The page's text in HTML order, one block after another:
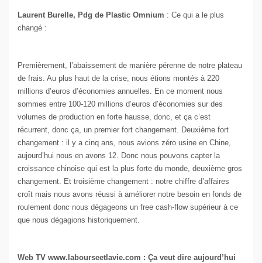
Laurent Burelle, Pdg de Plastic Omnium : Ce qui a le plus
changé :
Premièrement, l’abaissement de manière pérenne de notre plateau
de frais. Au plus haut de la crise, nous étions montés à 220
millions d’euros d’économies annuelles. En ce moment nous
sommes entre 100-120 millions d’euros d’économies sur des
volumes de production en forte hausse, donc, et ça c’est
récurrent, donc ça, un premier fort changement. Deuxième fort
changement : il y a cinq ans, nous avions zéro usine en Chine,
aujourd’hui nous en avons 12. Donc nous pouvons capter la
croissance chinoise qui est la plus forte du monde, deuxième gros
changement. Et troisième changement : notre chiffre d’affaires
croît mais nous avons réussi à améliorer notre besoin en fonds de
roulement donc nous dégageons un free cash-flow supérieur à ce
que nous dégagions historiquement.
Web TV www.labourseetlavie.com : Ça veut dire aujourd’hui